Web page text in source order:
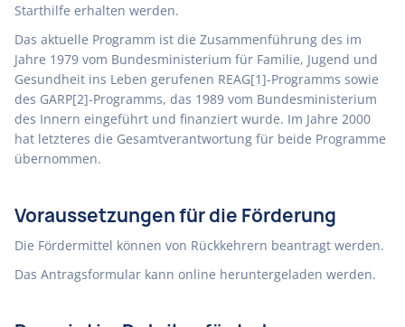
Starthilfe erhalten werden.
Das aktuelle Programm ist die Zusammenführung des im
Jahre 1979 vom Bundesministerium für Familie, Jugend und
Gesundheit ins Leben gerufenen REAG[1]-Programms sowie
des GARP[2]-Programms, das 1989 vom Bundesministerium
des Innern eingeführt und finanziert wurde. Im Jahre 2000
hat letzteres die Gesamtverantwortung für beide Programme
übernommen.
Voraussetzungen für die Förderung
Die Fördermittel können von Rückkehrern beantragt werden.
Das Antragsformular kann online heruntergeladen werden.